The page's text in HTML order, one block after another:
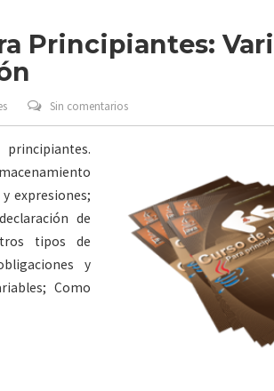
Principiantes:
Sin comentarios
expresiones;
de
tipos de
y
Como